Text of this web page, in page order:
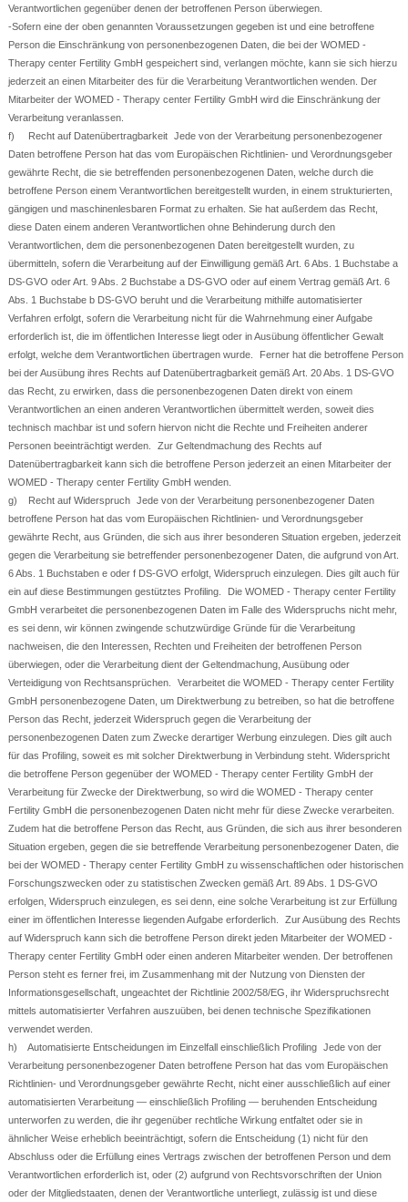
Verantwortlichen gegenüber denen der betroffenen Person überwiegen.
-Sofern eine der oben genannten Voraussetzungen gegeben ist und eine betroffene
Person die Einschränkung von personenbezogenen Daten, die bei der WOMED -
Therapy center Fertility GmbH gespeichert sind, verlangen möchte, kann sie sich hierzu
jederzeit an einen Mitarbeiter des für die Verarbeitung Verantwortlichen wenden. Der
Mitarbeiter der WOMED - Therapy center Fertility GmbH wird die Einschränkung der
Verarbeitung veranlassen.
f) Recht auf Datenübertragbarkeit Jede von der Verarbeitung personenbezogener
Daten betroffene Person hat das vom Europäischen Richtlinien- und Verordnungsgeber
gewährte Recht, die sie betreffenden personenbezogenen Daten, welche durch die
betroffene Person einem Verantwortlichen bereitgestellt wurden, in einem strukturierten,
gängigen und maschinenlesbaren Format zu erhalten. Sie hat außerdem das Recht,
diese Daten einem anderen Verantwortlichen ohne Behinderung durch den
Verantwortlichen, dem die personenbezogenen Daten bereitgestellt wurden, zu
übermitteln, sofern die Verarbeitung auf der Einwilligung gemäß Art. 6 Abs. 1 Buchstabe a
DS-GVO oder Art. 9 Abs. 2 Buchstabe a DS-GVO oder auf einem Vertrag gemäß Art. 6
Abs. 1 Buchstabe b DS-GVO beruht und die Verarbeitung mithilfe automatisierter
Verfahren erfolgt, sofern die Verarbeitung nicht für die Wahrnehmung einer Aufgabe
erforderlich ist, die im öffentlichen Interesse liegt oder in Ausübung öffentlicher Gewalt
erfolgt, welche dem Verantwortlichen übertragen wurde. Ferner hat die betroffene Person
bei der Ausübung ihres Rechts auf Datenübertragbarkeit gemäß Art. 20 Abs. 1 DS-GVO
das Recht, zu erwirken, dass die personenbezogenen Daten direkt von einem
Verantwortlichen an einen anderen Verantwortlichen übermittelt werden, soweit dies
technisch machbar ist und sofern hiervon nicht die Rechte und Freiheiten anderer
Personen beeinträchtigt werden. Zur Geltendmachung des Rechts auf
Datenübertragbarkeit kann sich die betroffene Person jederzeit an einen Mitarbeiter der
WOMED - Therapy center Fertility GmbH wenden.
g) Recht auf Widerspruch Jede von der Verarbeitung personenbezogener Daten
betroffene Person hat das vom Europäischen Richtlinien- und Verordnungsgeber
gewährte Recht, aus Gründen, die sich aus ihrer besonderen Situation ergeben, jederzeit
gegen die Verarbeitung sie betreffender personenbezogener Daten, die aufgrund von Art.
6 Abs. 1 Buchstaben e oder f DS-GVO erfolgt, Widerspruch einzulegen. Dies gilt auch für
ein auf diese Bestimmungen gestütztes Profiling. Die WOMED - Therapy center Fertility
GmbH verarbeitet die personenbezogenen Daten im Falle des Widerspruchs nicht mehr,
es sei denn, wir können zwingende schutzwürdige Gründe für die Verarbeitung
nachweisen, die den Interessen, Rechten und Freiheiten der betroffenen Person
überwiegen, oder die Verarbeitung dient der Geltendmachung, Ausübung oder
Verteidigung von Rechtsansprüchen. Verarbeitet die WOMED - Therapy center Fertility
GmbH personenbezogene Daten, um Direktwerbung zu betreiben, so hat die betroffene
Person das Recht, jederzeit Widerspruch gegen die Verarbeitung der
personenbezogenen Daten zum Zwecke derartiger Werbung einzulegen. Dies gilt auch
für das Profiling, soweit es mit solcher Direktwerbung in Verbindung steht. Widerspricht
die betroffene Person gegenüber der WOMED - Therapy center Fertility GmbH der
Verarbeitung für Zwecke der Direktwerbung, so wird die WOMED - Therapy center
Fertility GmbH die personenbezogenen Daten nicht mehr für diese Zwecke verarbeiten.
Zudem hat die betroffene Person das Recht, aus Gründen, die sich aus ihrer besonderen
Situation ergeben, gegen die sie betreffende Verarbeitung personenbezogener Daten, die
bei der WOMED - Therapy center Fertility GmbH zu wissenschaftlichen oder historischen
Forschungszwecken oder zu statistischen Zwecken gemäß Art. 89 Abs. 1 DS-GVO
erfolgen, Widerspruch einzulegen, es sei denn, eine solche Verarbeitung ist zur Erfüllung
einer im öffentlichen Interesse liegenden Aufgabe erforderlich. Zur Ausübung des Rechts
auf Widerspruch kann sich die betroffene Person direkt jeden Mitarbeiter der WOMED -
Therapy center Fertility GmbH oder einen anderen Mitarbeiter wenden. Der betroffenen
Person steht es ferner frei, im Zusammenhang mit der Nutzung von Diensten der
Informationsgesellschaft, ungeachtet der Richtlinie 2002/58/EG, ihr Widerspruchsrecht
mittels automatisierter Verfahren auszuüben, bei denen technische Spezifikationen
verwendet werden.
h) Automatisierte Entscheidungen im Einzelfall einschließlich Profiling Jede von der
Verarbeitung personenbezogener Daten betroffene Person hat das vom Europäischen
Richtlinien- und Verordnungsgeber gewährte Recht, nicht einer ausschließlich auf einer
automatisierten Verarbeitung — einschließlich Profiling — beruhenden Entscheidung
unterworfen zu werden, die ihr gegenüber rechtliche Wirkung entfaltet oder sie in
ähnlicher Weise erheblich beeinträchtigt, sofern die Entscheidung (1) nicht für den
Abschluss oder die Erfüllung eines Vertrags zwischen der betroffenen Person und dem
Verantwortlichen erforderlich ist, oder (2) aufgrund von Rechtsvorschriften der Union
oder der Mitgliedstaaten, denen der Verantwortliche unterliegt, zulässig ist und diese